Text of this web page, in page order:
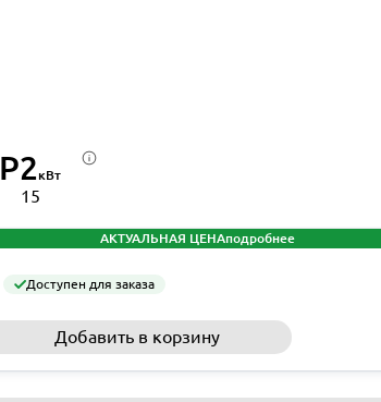
P2кВт
15
АКТУАЛЬНАЯ ЦЕНАподробнее
Доступен для заказа
Добавить в корзину